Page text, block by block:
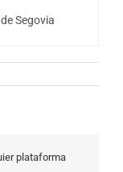
Segovia
plataforma